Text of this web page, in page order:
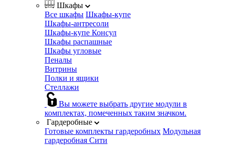
Шкафы
Все шкафы Шкафы-купе
Шкафы-антресоли
Шкафы-купе Консул
Шкафы распашные
Шкафы угловые
Пеналы
Витрины
Полки и ящики
Стеллажи
Вы можете выбрать другие модули в
комплектах, помеченных таким значком.
Гардеробные
Готовые комплекты гардеробных Модульная
гардеробная Сити